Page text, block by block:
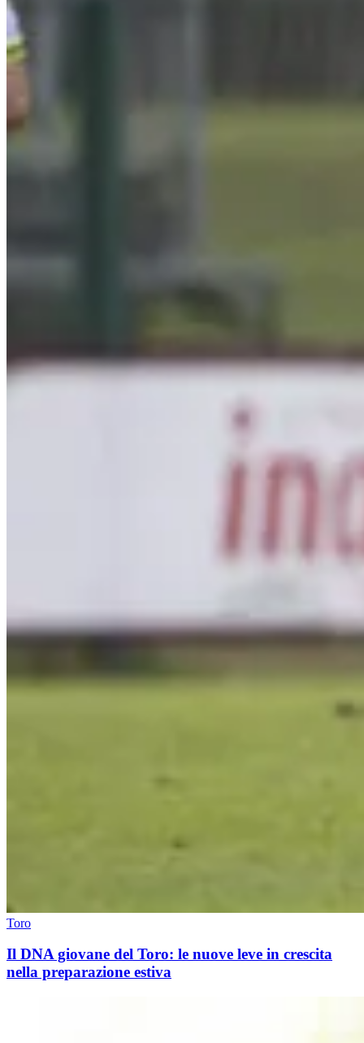
Toro
Il DNA giovane del Toro: le nuove leve in crescita
nella preparazione estiva